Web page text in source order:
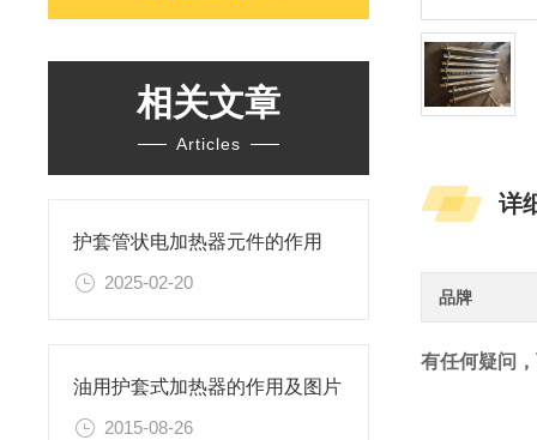
相关文章
Articles
护套管状电加热器元件的作用
2025-02-20
油用护套式加热器的作用及图片
2015-08-26
详
品牌
有任何疑问